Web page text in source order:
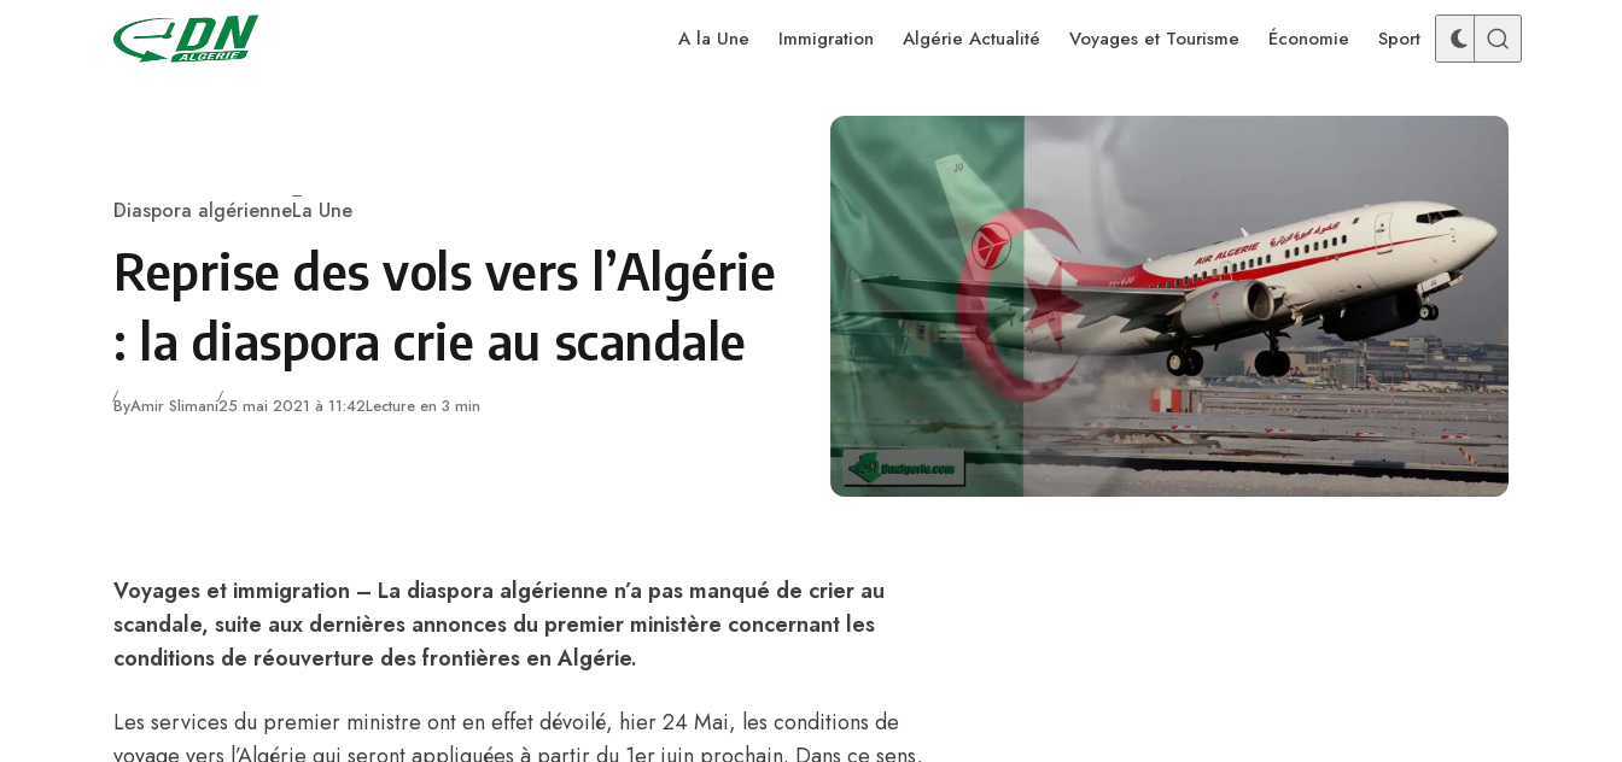
Skip to content
A la Une Immigration Algérie Actualité Voyages et Tourisme Économie Sport
Category
Diaspora algérienneLa Une
Reprise des vols vers l’Algérie
: la diaspora crie au scandale
ByAmir Slimani25 mai 2021 à 11:42Lecture en 3 min
Voyages et immigration – La diaspora algérienne n’a pas manqué de crier au
scandale, suite aux dernières annonces du premier ministère concernant les
conditions de réouverture des frontières en Algérie.
Les services du premier ministre ont en effet dévoilé, hier 24 Mai, les conditions de